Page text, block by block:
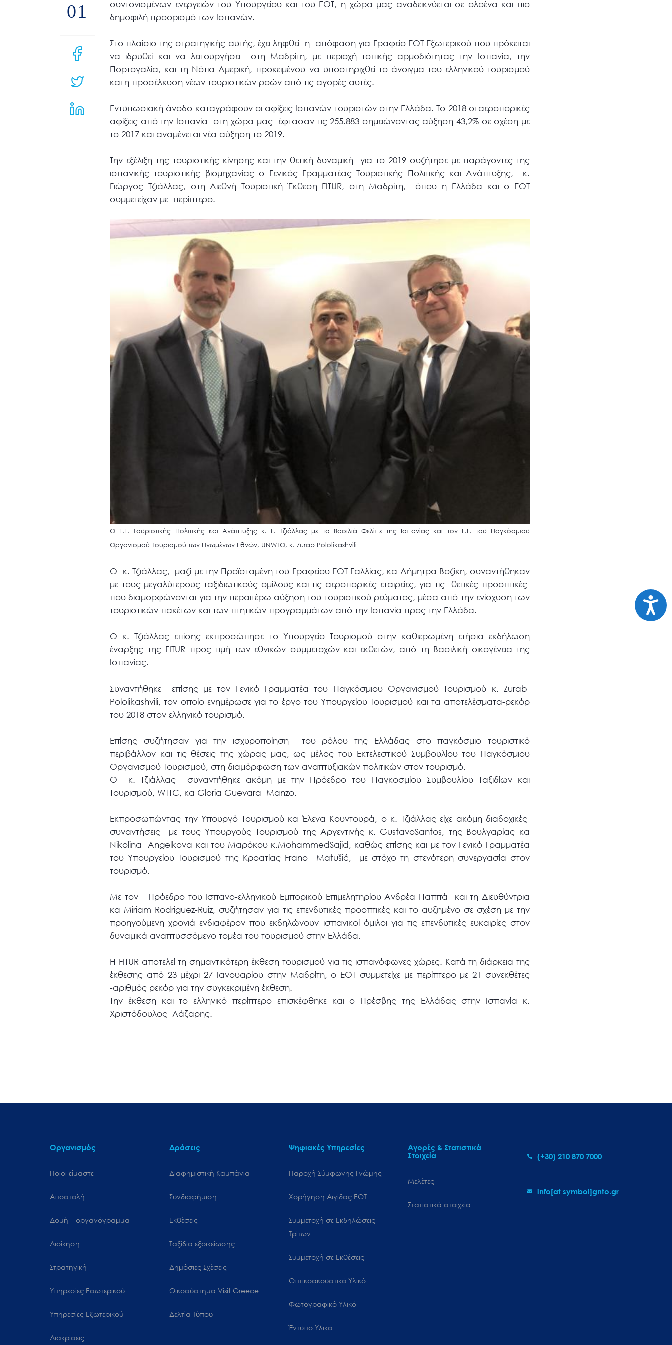
προσβασιμότητας.01
συντονισμένων ενεργειών του Υπουργείου και του ΕΟΤ, η χώρα μας αναδεικνύεται σε ολοένα και πιο
δημοφιλή προορισμό των Ισπανών.
Στο πλαίσιο της στρατηγικής αυτής, έχει ληφθεί η απόφαση για Γραφείο ΕΟΤ Εξωτερικού που πρόκειται
να ιδρυθεί και να λειτουργήσει στη Μαδρίτη, με περιοχή τοπικής αρμοδιότητας την Ισπανία, την
Πορτογαλία, και τη Νότια Αμερική, προκειμένου να υποστηριχθεί το άνοιγμα του ελληνικού τουρισμού
και η προσέλκυση νέων τουριστικών ροών από τις αγορές αυτές.
Εντυπωσιακή άνοδο καταγράφουν οι αφίξεις Ισπανών τουριστών στην Ελλάδα. Το 2018 οι αεροπορικές
αφίξεις από την Ισπανία στη χώρα μας έφτασαν τις 255.883 σημειώνοντας αύξηση 43,2% σε σχέση με
το 2017 και αναμένεται νέα αύξηση το 2019.
Την εξέλιξη της τουριστικής κίνησης και την θετική δυναμική για το 2019 συζήτησε με παράγοντες της
ισπανικής τουριστικής βιομηχανίας ο Γενικός Γραμματέας Τουριστικής Πολιτικής και Ανάπτυξης, κ.
Γιώργος Τζιάλλας, στη Διεθνή Τουριστική Έκθεση FITUR, στη Μαδρίτη, όπου η Ελλάδα και ο ΕΟΤ
συμμετείχαν με περίπτερο.
Ο Γ.Γ. Τουριστικής Πολιτικής και Ανάπτυξης κ. Γ. Τζιάλλας με το Βασιλιά Φελίπε της Ισπανίας και τον Γ.Γ. του Παγκόσμιου
Οργανισμού Τουρισμού των Ηνωμένων Εθνών, UNWTO, κ. Zurab Pololikashvili
Ο κ. Τζιάλλας, μαζί με την Προϊσταμένη του Γραφείου ΕΟΤ Γαλλίας, κα Δήμητρα Βοζίκη, συναντήθηκαν
με τους μεγαλύτερους ταξιδιωτικούς ομίλους και τις αεροπορικές εταιρείες, για τις θετικές προοπτικές
που διαμορφώνονται για την περαιτέρω αύξηση του τουριστικού ρεύματος, μέσα από την ενίσχυση των
τουριστικών πακέτων και των πτητικών προγραμμάτων από την Ισπανία προς την Ελλάδα.
Ο κ. Τζιάλλας επίσης εκπροσώπησε το Υπουργείο Τουρισμού στην καθιερωμένη ετήσια εκδήλωση
έναρξης της FITUR προς τιμή των εθνικών συμμετοχών και εκθετών, από τη Βασιλική οικογένεια της
Ισπανίας.
Συναντήθηκε επίσης με τον Γενικό Γραμματέα του Παγκόσμιου Οργανισμού Τουρισμού κ. Zurab
Pololikashvili, τον οποίο ενημέρωσε για το έργο του Υπουργείου Τουρισμού και τα αποτελέσματα-ρεκόρ
του 2018 στον ελληνικό τουρισμό.
Επίσης συζήτησαν για την ισχυροποίηση του ρόλου της Ελλάδας στο παγκόσμιο τουριστικό
περιβάλλον και τις θέσεις της χώρας μας, ως μέλος του Εκτελεστικού Συμβουλίου του Παγκόσμιου
Οργανισμού Τουρισμού, στη διαμόρφωση των αναπτυξιακών πολιτικών στον τουρισμό.
Ο κ. Τζιάλλας συναντήθηκε ακόμη με την Πρόεδρο του Παγκοσμίου Συμβουλίου Ταξιδίων και
Τουρισμού, WTTC, κα Gloria Guevara Manzo.
Εκπροσωπώντας την Υπουργό Τουρισμού κα Έλενα Κουντουρά, ο κ. Τζιάλλας είχε ακόμη διαδοχικές
συναντήσεις με τους Υπουργούς Τουρισμού της Αργεντινής κ. GustavoSantos, της Βουλγαρίας κα
Nikolina Angelkova και του Μαρόκου κ.MohammedSajid, καθώς επίσης και με τον Γενικό Γραμματέα
του Υπουργείου Τουρισμού της Κροατίας Frano Matušić, με στόχο τη στενότερη συνεργασία στον
τουρισμό.
Με τον Πρόεδρο του Ισπανο-ελληνικού Εμπορικού Επιμελητηρίου Ανδρέα Παππά και τη Διευθύντρια
κα Miriam Rodriguez-Ruiz, συζήτησαν για τις επενδυτικές προοπτικές και το αυξημένο σε σχέση με την
προηγούμενη χρονιά ενδιαφέρον που εκδηλώνουν ισπανικοί όμιλοι για τις επενδυτικές ευκαιρίες στον
δυναμικά αναπτυσσόμενο τομέα του τουρισμού στην Ελλάδα.
Η FITUR αποτελεί τη σημαντικότερη έκθεση τουρισμού για τις ισπανόφωνες χώρες. Κατά τη διάρκεια της
έκθεσης από 23 μέχρι 27 Ιανουαρίου στην Μαδρίτη, ο ΕΟΤ συμμετείχε με περίπτερο με 21 συνεκθέτες
-αριθμός ρεκόρ για την συγκεκριμένη έκθεση.
Την έκθεση και το ελληνικό περίπτερο επισκέφθηκε και ο Πρέσβης της Ελλάδας στην Ισπανία κ.
Χριστόδουλος Λάζαρης.
Οργανισμός
Ποιοι είμαστε
Αποστολή
Δομή – οργανόγραμμα
Διοίκηση
Στρατηγική
Υπηρεσίες Εσωτερικού
Υπηρεσίες Εξωτερικού
Διακρίσεις
Δράσεις
Διαφημιστική Καμπάνια
Συνδιαφήμιση
Εκθέσεις
Ταξίδια εξοικείωσης
Δημόσιες Σχέσεις
Oικοσύστημα Visit Greece
Δελτία Τύπου
Ψηφιακές Υπηρεσίες
Παροχή Σύμφωνης Γνώμης
Χορήγηση Αιγίδας ΕΟΤ
Συμμετοχή σε Εκδηλώσεις
Τρίτων
Συμμετοχή σε Εκθέσεις
Οπτικοακουστικό Υλικό
Φωτογραφικό Υλικό
Έντυπο Υλικό
Αγορές & Στατιστικά
Στοιχεία
Μελέτες
Στατιστικά στοιχεία
(+30) 210 870 7000
info[at symbol]gnto.gr